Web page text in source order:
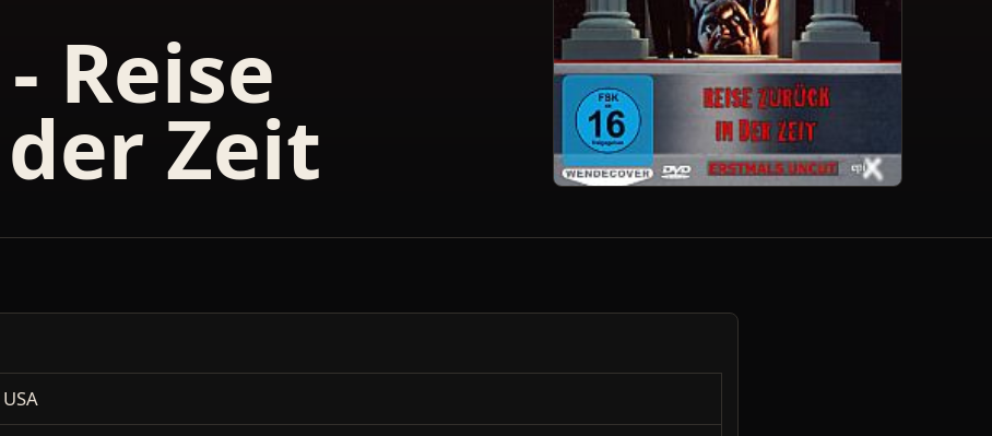
Reise
Zeit
USA